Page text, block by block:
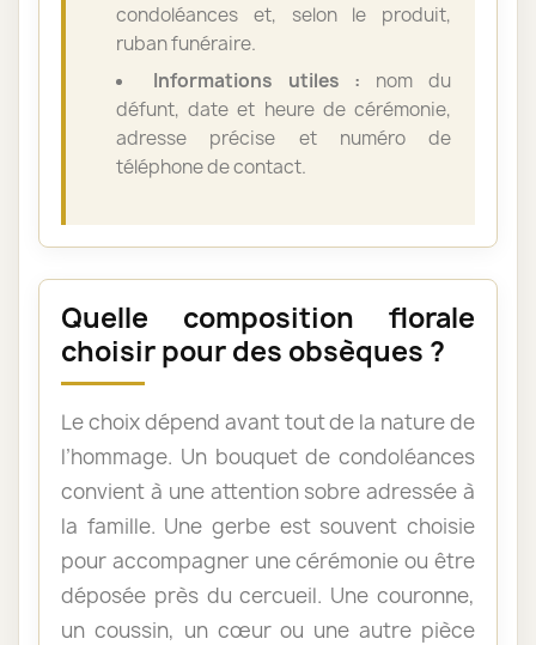
condoléances et, selon le produit,
ruban funéraire.
Informations utiles : nom du
défunt, date et heure de cérémonie,
adresse précise et numéro de
téléphone de contact.
Quelle composition florale
choisir pour des obsèques ?
Le choix dépend avant tout de la nature de
l’hommage. Un bouquet de condoléances
convient à une attention sobre adressée à
la famille. Une gerbe est souvent choisie
pour accompagner une cérémonie ou être
déposée près du cercueil. Une couronne,
un coussin, un cœur ou une autre pièce